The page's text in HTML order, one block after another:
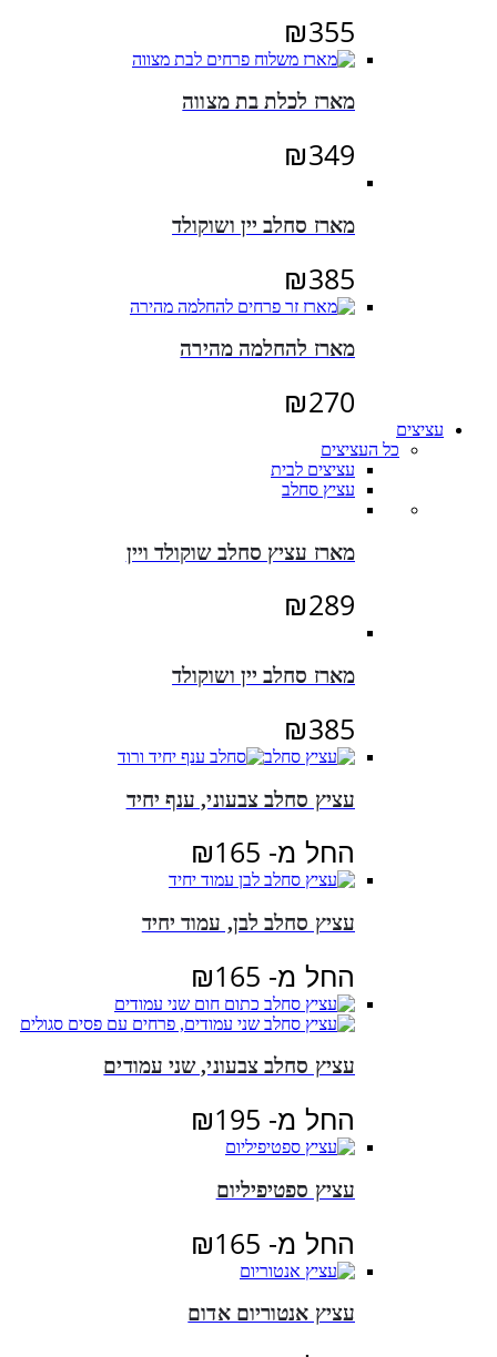
₪355
מארז לכלת בת מצווה
₪349
מארז סחלב יין ושוקולד
₪385
מארז להחלמה מהירה
₪270
עציצים
כל העציצים
עציצים לבית
עציץ סחלב
מארז עציץ סחלב שוקולד ויין
₪289
מארז סחלב יין ושוקולד
₪385
עציץ סחלב צבעוני, ענף יחיד
החל מ- ₪165
עציץ סחלב לבן, עמוד יחיד
החל מ- ₪165
עציץ סחלב צבעוני, שני עמודים
החל מ- ₪195
עציץ ספטיפיליום
החל מ- ₪165
עציץ אנטוריום אדום